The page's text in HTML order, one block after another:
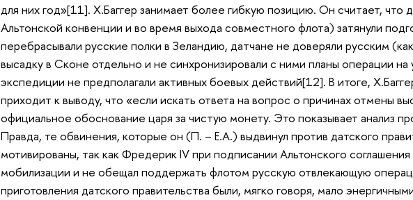
для них год»[11]. Х.Баггер занимает более гибкую позицию. Он считает, что
Альтонской конвенции и во время выхода совместного флота) затянули
перебрасывали русские полки в Зеландию, датчане не доверяли русским
высадку в Сконе отдельно и не синхронизировали с ними планы операции
экспедиции не предполагали активных боевых действий[12]. В итоге,
приходит к выводу, что «если искать ответа на вопрос о причинах отмены
официальное обоснование царя за чистую монету. Это показывает анализ
Правда, те обвинения, которые он (П. – Е.А.) выдвинул против датского
мотивированы, так как Фредерик IV при подписании Альтонского
мобилизации и не обещал поддержать флотом русскую отвлекающую
приготовления датского правительства были, мягко говоря, мало